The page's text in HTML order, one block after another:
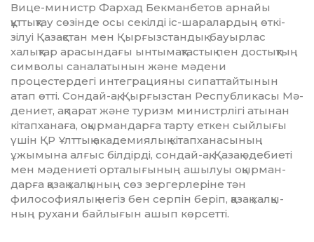
Вице-министр Фархад Бек­ман­бе­тов арнайы
құттықтау сөзінде осы секілді іс-шаралардың өткі­
зілуі Қазақстан мен Қырғыз­стан­дық бауырлас
халықтар арасын­дағы ын­тымақтастық пен дос­­тық­­тың
сим­волы саналатынын және мә­де­ни
процестердегі интеграцияны сипаттайтынын
атап өтті. Сондай-ақ, Қырғызстан Рес­публикасы Мә­
дениет, ақпарат және туризм ми­нистрлігі атынан
кітапханаға, оқыр­мандарға тарту еткен сый­лы­ғы
үшін ҚР Ұлттық академиялық кі­тапханасының
ұжымына алғыс білдірді, сондай-ақ, Қазақ әдебиеті
мен мәде­ниеті орталығының ашылуы оқыр­ман­
дарға қазақ халқының сөз зергер­леріне тән
философиялық негіз бен серпін беріп, қазақ хал­қы­
ның рухани байлығын ашып көр­сетті.